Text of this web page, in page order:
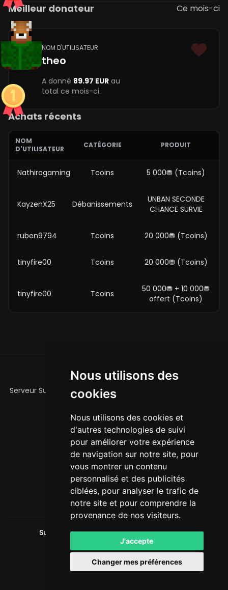
Nous utilisons des
cookies
Nous utilisons des cookies et
d'autres technologies de suivi
pour améliorer votre expérience
de navigation sur notre site, pour
vous montrer un contenu
personnalisé et des publicités
ciblées, pour analyser le trafic de
notre site et pour comprendre la
provenance de nos visiteurs.
J'accepte
Changer mes préférences
Meilleur donateur Ce mois-ci
NOM D'UTILISATEUR
theo
A donné 89.97 EUR au
total ce mois-ci.
Achats récents
NOM
D'UTILISATEUR
CATÉGORIE PRODUIT
Nathirogaming Tcoins 5 000⛃ (Tcoins)
KayzenX25 Débanissements
UNBAN SECONDE
CHANCE SURVIE
ruben9794 Tcoins 20 000⛃ (Tcoins)
tinyfire00 Tcoins 20 000⛃ (Tcoins)
tinyfire00 Tcoins
50 000⛃ + 10 000⛃
offert (Tcoins)
À PROPOS
Serveur Survie, avec des clans, nouvelles quêtes et succès
et de nouveaux items !
MÉDIAS SOCIAUX
TikTok
Discord
LIENS
Règles
SurvieTikTok. Tous droits réservés. © 2026
LeaderOS
Français